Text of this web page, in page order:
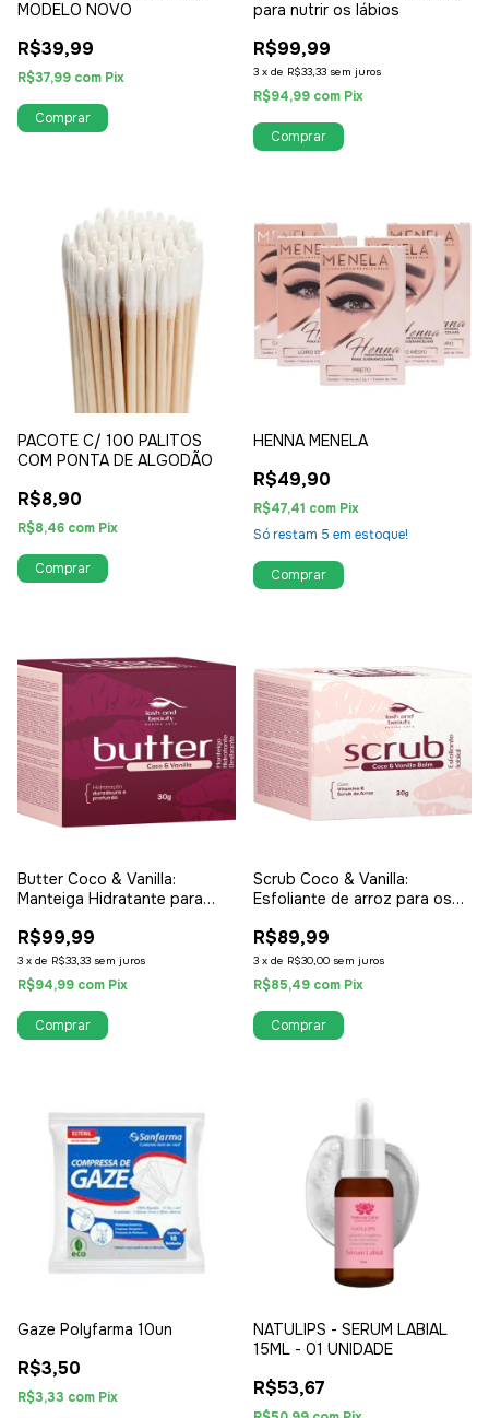
MODELO NOVO
R$39,99
R$37,99 com Pix
Comprar
para nutrir os lábios
R$99,99
3 x de R$33,33 sem juros
R$94,99 com Pix
PACOTE C/ 100 PALITOS
COM PONTA DE ALGODÃO
R$8,90
R$8,46 com Pix
HENNA MENELA
R$49,90
R$47,41 com Pix
Só restam 5 em estoque!
Comprar
Butter Coco & Vanilla:
Manteiga Hidratante para
R$99,99
3 x de R$33,33 sem juros
R$94,99 com Pix
Scrub Coco & Vanilla:
Esfoliante de arroz para os
R$89,99
3 x de R$30,00 sem juros
R$85,49 com Pix
Gaze Polyfarma 10un
R$3,50
R$3,33 com Pix
NATULIPS - SERUM LABIAL
15ML - 01 UNIDADE
R$53,67